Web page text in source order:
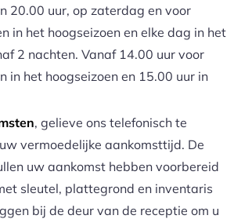
20.00 uur, op zaterdag en voor
in het hoogseizoen en elke dag in het
2 nachten. Vanaf 14.00 uur voor
in het hoogseizoen en 15.00 uur in
, gelieve ons telefonisch te
vermoedelijke aankomsttijd. De
uw aankomst hebben voorbereid
sleutel, plattegrond en inventaris
bij de deur van de receptie om u